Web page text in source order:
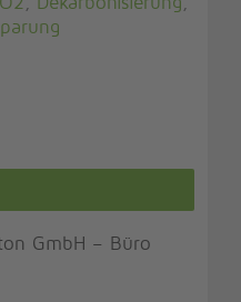
GmbH – Büro